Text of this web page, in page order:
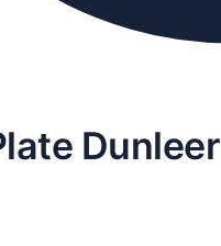
€ Dunleer